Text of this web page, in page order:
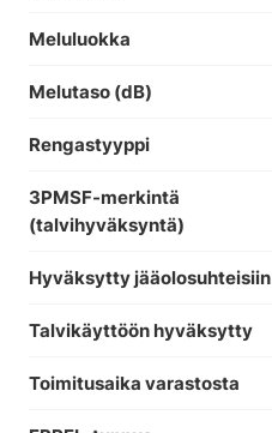
Meluluokka
Melutaso (dB)
Rengastyyppi
3PMSF-merkintä
(talvihyväksyntä)
Hyväksytty jääolosuhteisiin
Talvikäyttöön hyväksytty
Toimitusaika varastosta